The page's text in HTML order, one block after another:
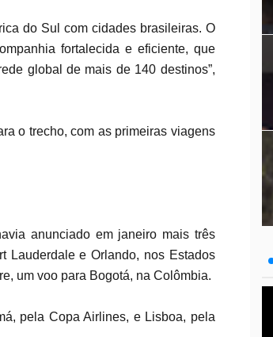
do Sul com cidades brasileiras. O
fortalecida e eficiente, que
global de mais de 140 destinos”,
o trecho, com as primeiras viagens
anunciado em janeiro mais três
Lauderdale e Orlando, nos Estados
um voo para Bogotá, na Colômbia.
pela Copa Airlines, e Lisboa, pela